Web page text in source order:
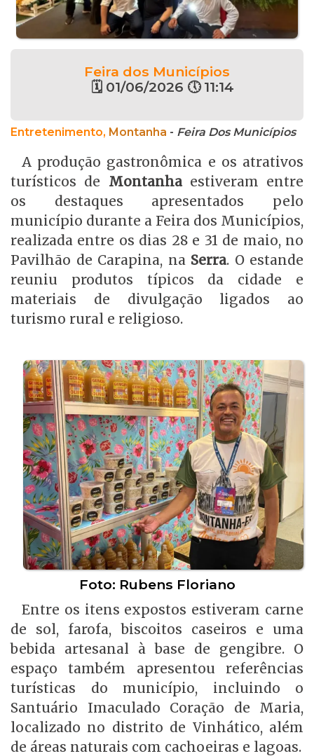
Feira dos Municípios
🗓 01/06/2026 🕔 11:14
Entretenimento, Montanha - Feira Dos Municípios
A produção gastronômica e os atrativos
turísticos de Montanhaestiveram entre
os destaques apresentados pelo
município durante a Feira dos Municípios,
realizada entre os dias 28 e 31 de maio, no
Pavilhão de Carapina, na Serra. O estande
reuniu produtos típicos da cidade e
materiais de divulgação ligados ao
turismo rural e religioso.
Foto: Rubens Floriano
Entre os itens expostos estiveram carne
de sol, farofa, biscoitos caseiros e uma
bebida artesanal à base de gengibre. O
espaço também apresentou referências
turísticas do município, incluindo o
Santuário Imaculado Coração de Maria,
localizado no distrito de Vinhático, além
de áreas naturais com cachoeiras e lagoas.